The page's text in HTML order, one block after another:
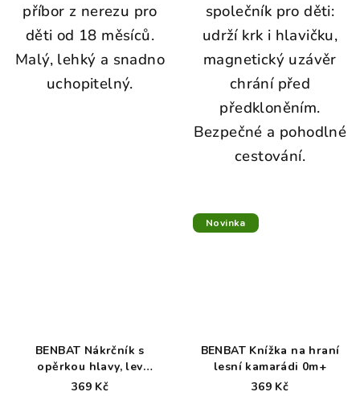
příbor z nerezu pro
děti od 18 měsíců.
Malý, lehký a snadno
uchopitelný.
společník pro děti:
udrží krk i hlavičku,
magnetický uzávěr
chrání před
předkloněním.
Bezpečné a pohodlné
cestování.
BENBAT Nákrčník s
opěrkou hlavy, lev
Amadeus 1-4 r
369 Kč
Novinka
BENBAT Knížka na hraní
lesní kamarádi 0m+
369 Kč